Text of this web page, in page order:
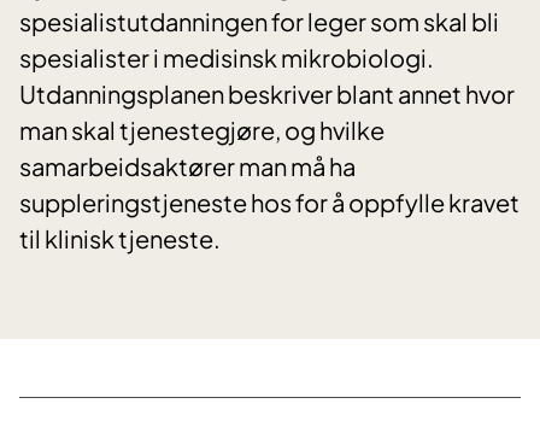
spesialistutdanningen for leger som skal bli
spesialister i medisinsk mikrobiologi.
Utdanningsplanen beskriver blant annet hvor
man skal tjenestegjøre, og hvilke
samarbeidsaktører man må ha
suppleringstjeneste hos for å oppfylle kravet
til klinisk tjeneste.